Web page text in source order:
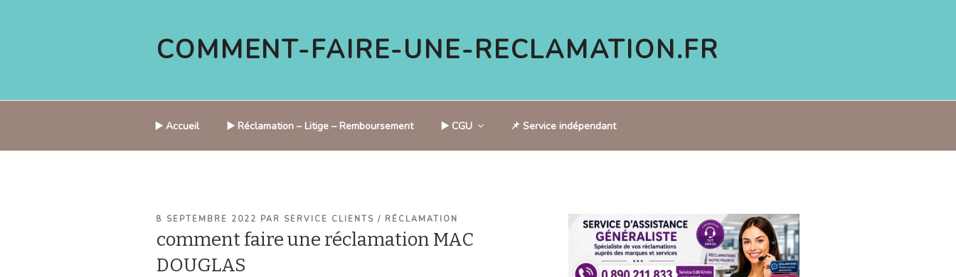
COMMENT-FAIRE-UNE-RECLAMATION.FR
▶️ Accueil ▶️ Réclamation – Litige – Remboursement ▶️ CGU 📌 Service indépendant
PUBLIÉ
8 SEPTEMBRE 2022 PAR SERVICE CLIENTS / RÉCLAMATION
comment faire une réclamation MAC
DOUGLAS